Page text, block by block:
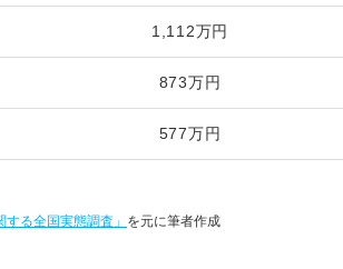
1,112万円
873万円
577万円
る全国実態調査」 を元に筆者作成